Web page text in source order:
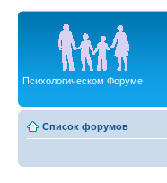
Психологическом Форуме
Список форумов